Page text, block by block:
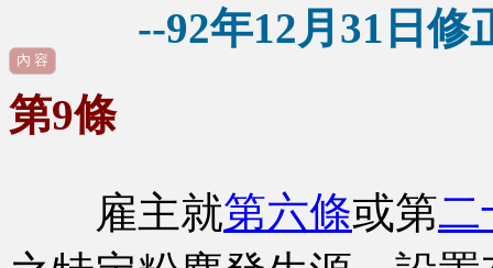
--92年12月31日修
內 容
第9條
雇主就第六條或第二